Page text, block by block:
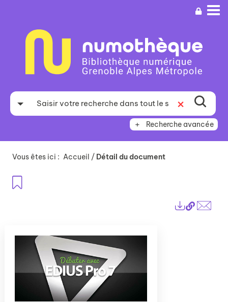
recherche
Recherche avancée
Vous êtes ici : Accueil / Détail du document
Lien